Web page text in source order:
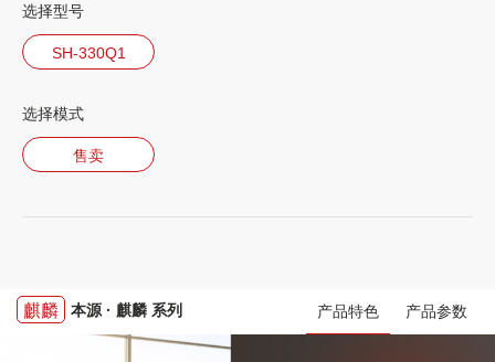
选择型号
SH-330Q1
选择模式
售卖
麒麟 本源 · 麒麟 系列 产品特色 产品参数